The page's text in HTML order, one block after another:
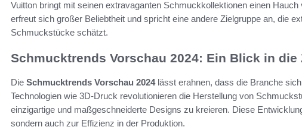
Vuitton bringt mit seinen extravaganten Schmuckkollektionen einen
erfreut sich großer Beliebtheit und spricht eine andere Zielgruppe an, die
Schmuckstücke schätzt.
Schmucktrends Vorschau 2024: Ein Blick in die
Die Schmucktrends Vorschau 2024lässt erahnen, dass die Branche
Technologien wie 3D-Druck revolutionieren die Herstellung von
einzigartige und maßgeschneiderte Designs zu kreieren. Diese
sondern auch zur Effizienz in der Produktion.